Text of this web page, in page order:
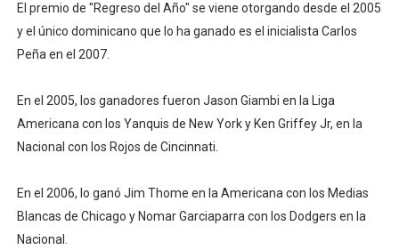
El premio de "Regreso del Año" se viene otorgando desde el 2005
y el único dominicano que lo ha ganado es el inicialista Carlos
Peña en el 2007.
En el 2005, los ganadores fueron Jason Giambi en la Liga
Americana con los Yanquis de New York y Ken Griffey Jr, en la
Nacional con los Rojos de Cincinnati.
En el 2006, lo ganó Jim Thome en la Americana con los Medias
Blancas de Chicago y Nomar Garciaparra con los Dodgers en la
Nacional.